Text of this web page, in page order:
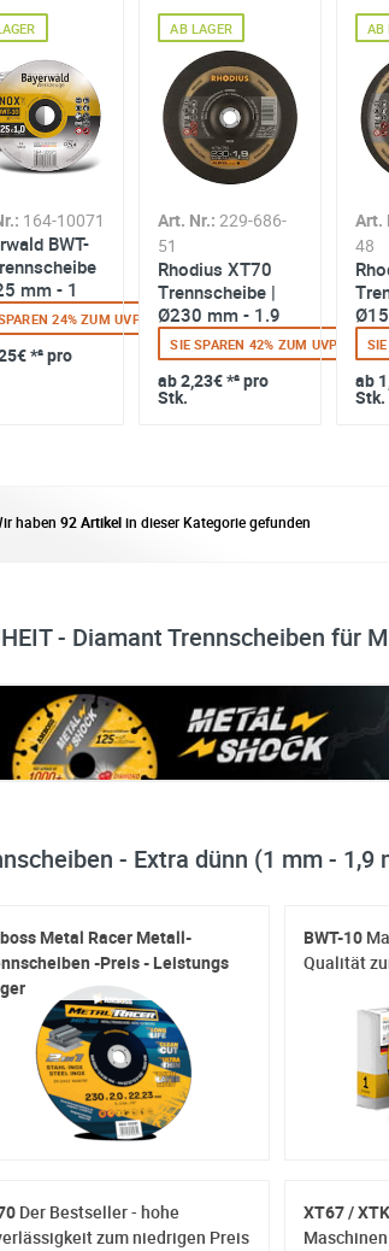
164-10071
BWT-
mm - 1
- 22.23 mm |
24% ZUM UVP
*² pro
Art. Nr.: 229-686-
51
Rhodius XT70
Trennscheibe |
Ø230 mm - 1.9
mm - 22.23 mm |
gekroepft
AB LAGER
SIE SPAREN 42% ZUM UVP
ab2,23€*² pro
Stk.
Art.
48
-
AB
ab
Stk.
haben 92 Artikelin dieser Kategorie gefunden
- Diamant Trennscheiben für
- Extra dünn (1 mm - 1,9
Metal Racer Metall-
-Preis - Leistungs
BWT-10
Qualität
Der Bestseller - hohe
zum niedrigen Preis
XT67 /